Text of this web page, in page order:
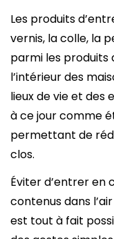
Les produits
vernis, la colle, la
parmi les produits
l’intérieur des
lieux de vie et des
à ce jour comme
permettant de
clos.
Éviter d’entrer en
contenus dans
est tout à fait